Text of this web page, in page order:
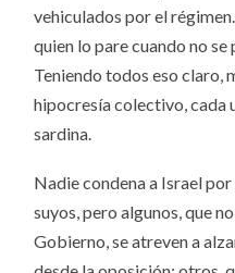
vehiculados por el
quien lo pare cuando no
Teniendo todos eso claro,
hipocresía colectivo, cada
sardina.
Nadie condena a Israel por
suyos, pero algunos, que
Gobierno, se atreven a